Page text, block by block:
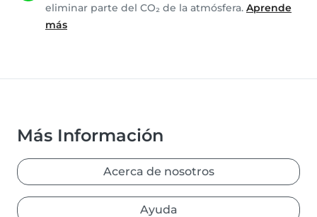
eliminar parte del CO₂ de la atmósfera. Aprende
más
Más Información
Acerca de nosotros
Ayuda